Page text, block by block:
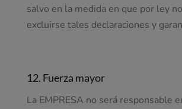
salvo en la medida en que por ley
excluirse tales declaraciones y
12. Fuerza mayor
La EMPRESA no será responsable